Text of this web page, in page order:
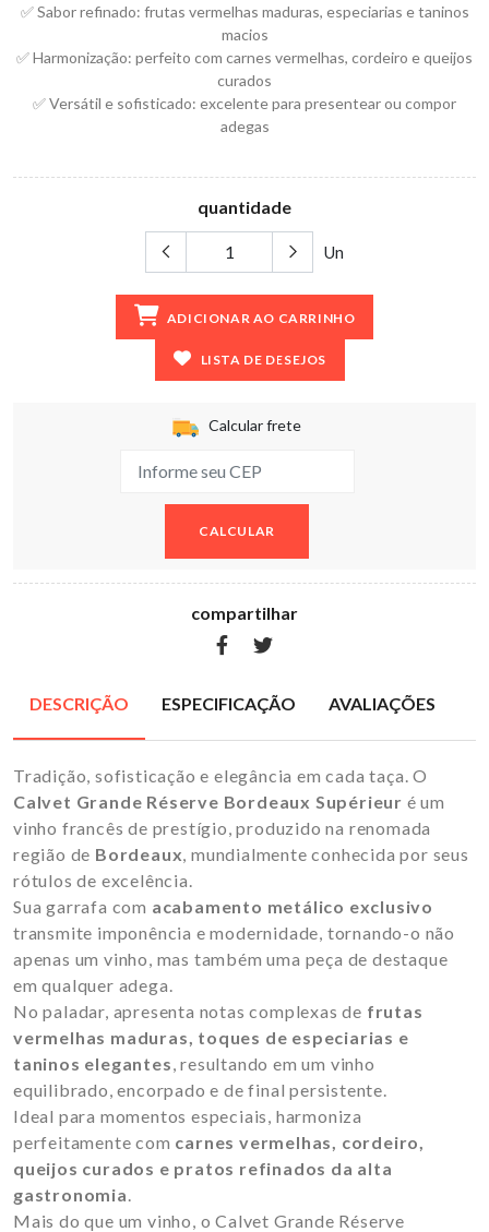
✅ Sabor refinado: frutas vermelhas maduras, especiarias e taninos
macios
✅ Harmonização: perfeito com carnes vermelhas, cordeiro e queijos
curados
✅ Versátil e sofisticado: excelente para presentear ou compor
adegas
quantidade
Un
ADICIONAR AO CARRINHO
LISTA DE DESEJOS
Calcular frete
CALCULAR
compartilhar
DESCRIÇÃO ESPECIFICAÇÃO AVALIAÇÕES
Tradição, sofisticação e elegância em cada taça. O
Calvet Grande Réserve Bordeaux Supérieur é um
vinho francês de prestígio, produzido na renomada
região de Bordeaux , mundialmente conhecida por seus
rótulos de excelência.
Sua garrafa com acabamento metálico exclusivo
transmite imponência e modernidade, tornando-o não
apenas um vinho, mas também uma peça de destaque
em qualquer adega.
No paladar, apresenta notas complexas de frutas
vermelhas maduras, toques de especiarias e
taninos elegantes , resultando em um vinho
equilibrado, encorpado e de final persistente.
Ideal para momentos especiais, harmoniza
perfeitamente com carnes vermelhas, cordeiro,
queijos curados e pratos refinados da alta
gastronomia
Mais do que um vinho, o Calvet Grande Réserve